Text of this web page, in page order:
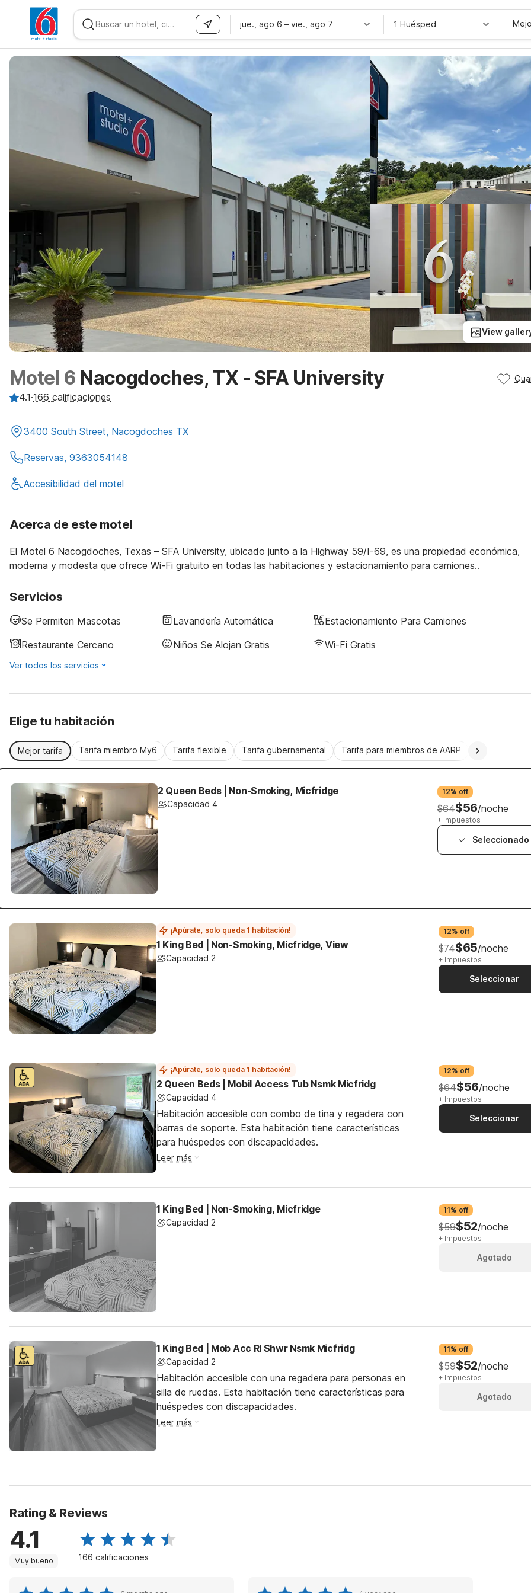
WIZARD MEMBER
jue., ago 6 – vie., ago 7 1 Huésped
View
Motel 6 Nacogdoches, TX - SFA University
4.1·166 calificaciones
3400 South Street, Nacogdoches TX
Reservas, 9363054148
Accesibilidad del motel
Acerca de este motel
El Motel 6 Nacogdoches, Texas – SFA University, ubicado junto a la Highway 59/I-69, es una propiedad económica,
moderna y modesta que ofrece Wi-Fi gratuito en todas las habitaciones y estacionamiento para camiones..
Servicios
Se Permiten Mascotas Lavandería Automática
Estacionamiento Para Camiones
Restaurante Cercano
Niños Se Alojan Gratis Wi-Fi Gratis
Ver todos los servicios
Elige tu habitación
Mejor tarifa Tarifa miembro My6 Tarifa flexible Tarifa gubernamental Tarifa para miembros de AARP
2 Queen Beds | Non-Smoking, Micfridge
Capacidad 4
12% off
$64$56/noche
+ Impuestos
Seleccionado
¡Apúrate, solo queda 1 habitación!
1 King Bed | Non-Smoking, Micfridge, View
Capacidad 2
12% off
$74$65/noche
+ Impuestos
Seleccionar
¡Apúrate, solo queda 1 habitación!
2 Queen Beds | Mobil Access Tub Nsmk Micfridg
Capacidad 4
Habitación accesible con combo de tina y regadera con
barras de soporte. Esta habitación tiene características
para huéspedes con discapacidades.
Leer más
12% off
$64$56/noche
+ Impuestos
Seleccionar
1 King Bed | Non-Smoking, Micfridge
Capacidad 2
11% off
$59$52/noche
+ Impuestos
Agotado
1 King Bed | Mob Acc RI Shwr Nsmk Micfridg
Capacidad 2
Habitación accesible con una regadera para personas en
silla de ruedas. Esta habitación tiene características para
huéspedes con discapacidades.
Leer más
11% off
$59$52/noche
+ Impuestos
Agotado
Rating & Reviews
4.1
Muy bueno 166 calificaciones